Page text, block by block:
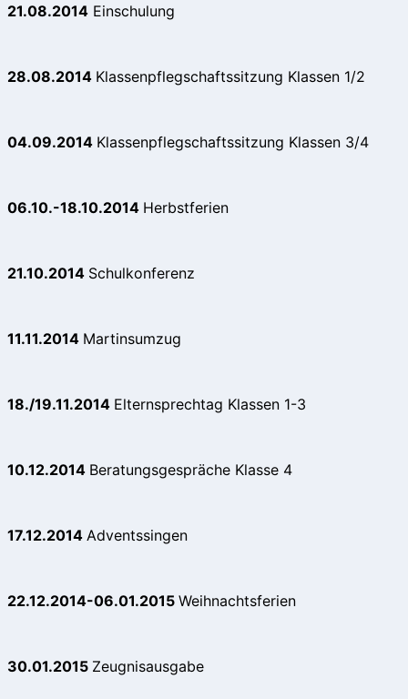
21.08.2014 Einschulung
28.08.2014 Klassenpflegschaftssitzung Klassen 1/2
04.09.2014 Klassenpflegschaftssitzung Klassen 3/4
06.10.-18.10.2014 Herbstferien
21.10.2014 Schulkonferenz
11.11.2014 Martinsumzug
18./19.11.2014 Elternsprechtag Klassen 1-3
10.12.2014 Beratungsgespräche Klasse 4
17.12.2014 Adventssingen
22.12.2014-06.01.2015 Weihnachtsferien
30.01.2015 Zeugnisausgabe